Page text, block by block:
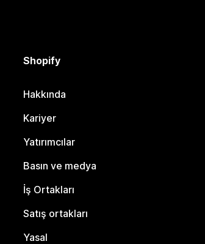
Shopify
Hakkında
Kariyer
Yatırımcılar
Basın ve medya
İş Ortakları
Satış ortakları
Yasal